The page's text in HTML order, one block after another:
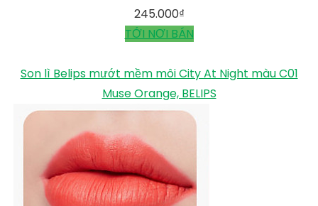
Son lì Belips mềm môi City At Night màu C05